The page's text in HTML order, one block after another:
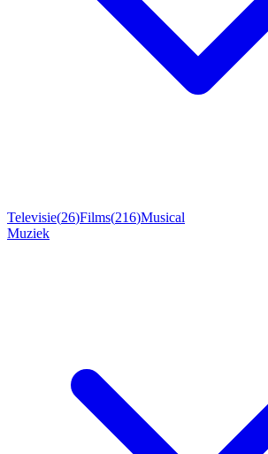
Televisie(26)Films(216)Musical
Muziek